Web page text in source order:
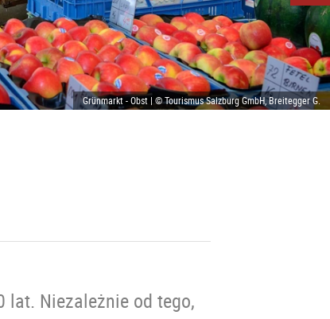
Grünmarkt - Obst | © Tourismus Salzburg GmbH, Breitegger G.
lat. Niezależnie od tego,